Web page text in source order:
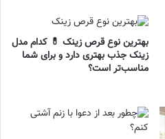
بهترین نوع قرص زینک 💊 کدام مدل
زینک جذب بهتری دارد و برای شما
مناسب‌تر است؟